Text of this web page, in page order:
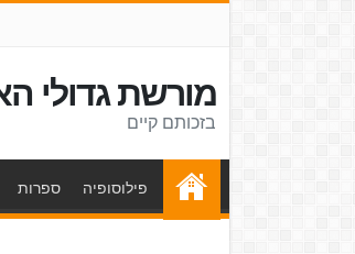
מורשת גדולי
בזכותם קיים
פילוסופיה ספרות